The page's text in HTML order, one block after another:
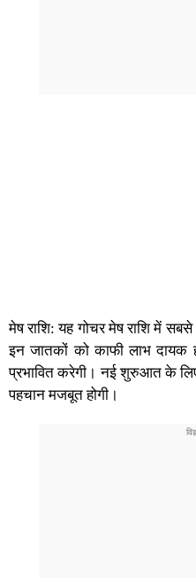
मेष राशि: यह गोचर मेष राशि में
इन जातकों को काफी लाभ दायक
प्रभावित करेगी। नई शुरुआत के
पहचान मजबूत होगी।